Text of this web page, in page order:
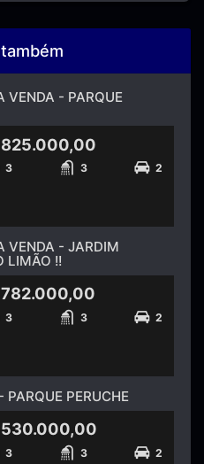
VENDA - PARQUE
825.000,00
3 3 2
VENDA - JARDIM
LIMÃO !!
782.000,00
3 3 2
PERUCHE
530.000,00
3 3 2